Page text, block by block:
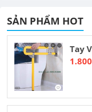
SẢN PHẨM HOT
Tay